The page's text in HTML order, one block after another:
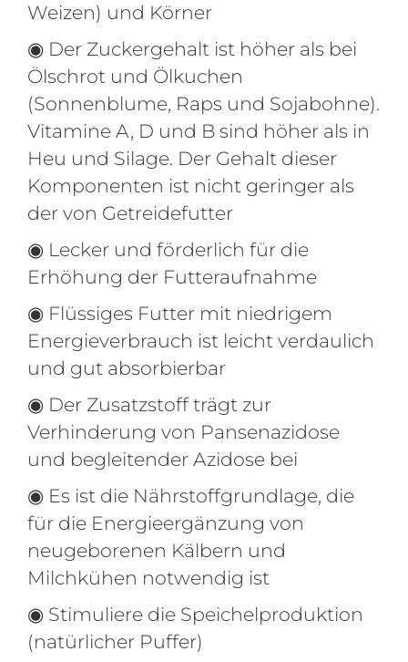
Weizen) und Körner
◉ Der Zuckergehalt ist höher als bei
Ölschrot und Ölkuchen
(Sonnenblume, Raps und Sojabohne).
Vitamine A, D und B sind höher als in
Heu und Silage. Der Gehalt dieser
Komponenten ist nicht geringer als
der von Getreidefutter
◉ Lecker und förderlich für die
Erhöhung der Futteraufnahme
◉ Flüssiges Futter mit niedrigem
Energieverbrauch ist leicht verdaulich
und gut absorbierbar
◉ Der Zusatzstoff trägt zur
Verhinderung von Pansenazidose
und begleitender Azidose bei
◉ Es ist die Nährstoffgrundlage, die
für die Energieergänzung von
neugeborenen Kälbern und
Milchkühen notwendig ist
◉ Stimuliere die Speichelproduktion
(natürlicher Puffer)